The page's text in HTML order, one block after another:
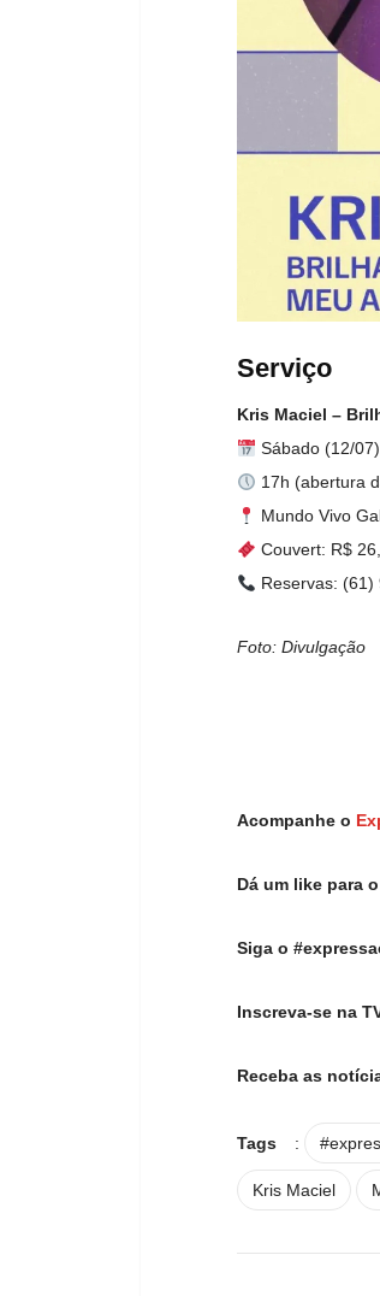
Serviço
Kris Maciel –
Sábado (12/07)
17h (abertura
Mundo Vivo
Couvert: R$
Reservas: (61)
Foto: Divulgação
Acompanhe o
Dá um like para
Siga o
Inscreva-se na
Receba as
Tags :
Kris Maciel